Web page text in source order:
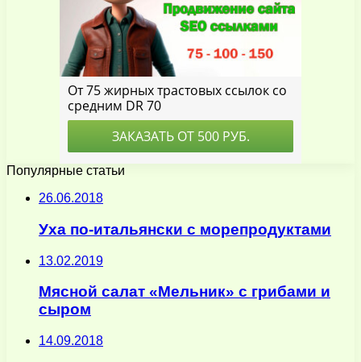
Популярные статьи
26.06.2018
Уха по-итальянски с морепродуктами
13.02.2019
Мясной салат «Мельник» с грибами и
сыром
14.09.2018